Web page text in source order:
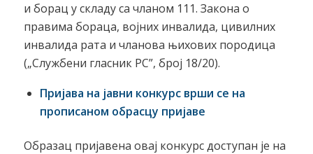
и борац у складу са чланом 111. Закона о
правима бораца, војних инвалида, цивилних
инвалида рата и чланова њихових породица
(„Службени гласник РС”, број 18/20).
Пријава на јавни конкурс врши се на
прописаном обрасцу пријаве
Образац пријавена овај конкурс доступан је на